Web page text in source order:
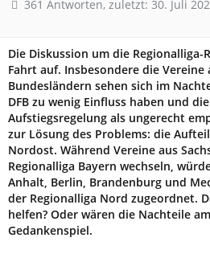
361 Antworten, zuletzt: 30. Juli
Die Diskussion um die
Fahrt auf. Insbesondere die Vereine
Bundesländern sehen sich im
DFB zu wenig Einfluss haben und
Aufstiegsregelung als ungerecht
zur Lösung des Problems: die
Nordost. Während Vereine aus
Regionalliga Bayern wechseln,
Anhalt, Berlin, Brandenburg und
der Regionalliga Nord zugeordnet.
helfen? Oder wären die Nachteile
Gedankenspiel.